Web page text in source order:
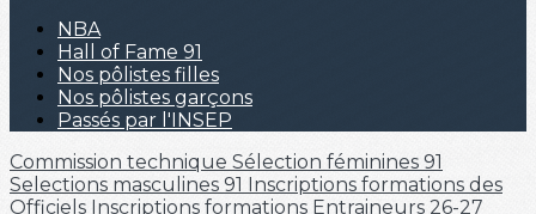
NBA
Hall of Fame 91
Nos pôlistes filles
Nos pôlistes garçons
Passés par l'INSEP
Commission technique Sélection féminines 91
Selections masculines 91 Inscriptions formations des
Officiels Inscriptions formations Entraineurs 26-27